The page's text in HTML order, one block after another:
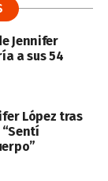
Jennifer
a sus 54
López tras